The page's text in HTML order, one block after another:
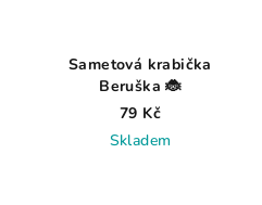
Sametová krabička
Beruška 🐞
79 Kč
Skladem